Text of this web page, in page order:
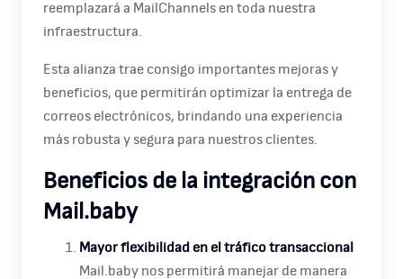
reemplazará a MailChannels en toda nuestra
infraestructura.
Esta alianza trae consigo importantes mejoras y
beneficios, que permitirán optimizar la entrega de
correos electrónicos, brindando una experiencia
más robusta y segura para nuestros clientes.
Beneficios de la integración con
Mail.baby
Mayor flexibilidad en el tráfico transaccional
Mail.baby nos permitirá manejar de manera